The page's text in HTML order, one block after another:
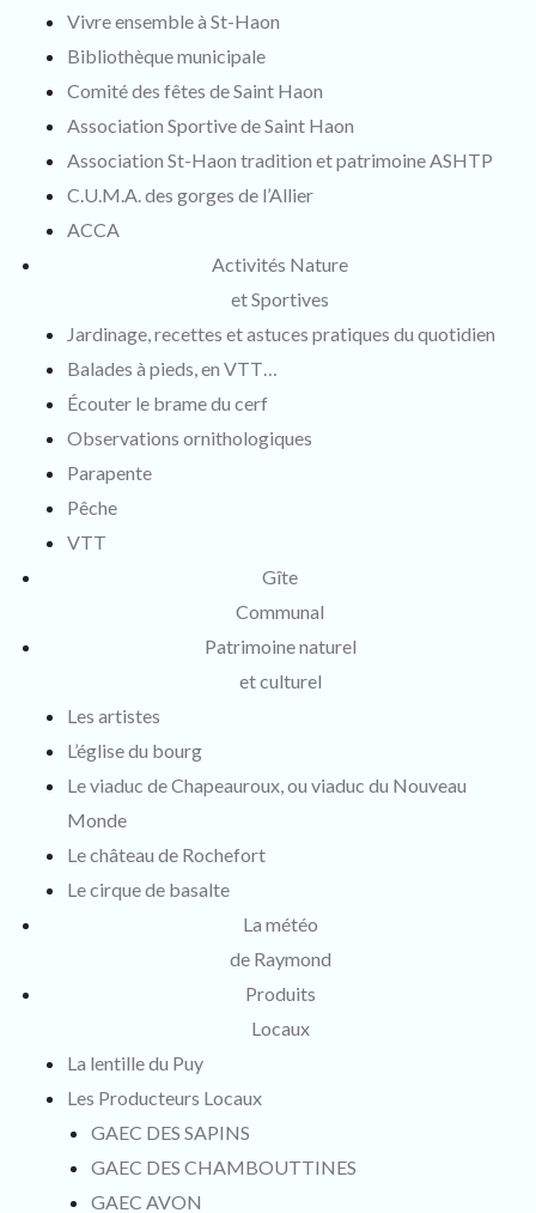
Vivre ensemble à St-Haon
Bibliothèque municipale
Comité des fêtes de Saint Haon
Association Sportive de Saint Haon
Association St-Haon tradition et patrimoine ASHTP
C.U.M.A. des gorges de l’Allier
ACCA
Activités Nature
et Sportives
Jardinage, recettes et astuces pratiques du quotidien
Balades à pieds, en VTT…
Écouter le brame du cerf
Observations ornithologiques
Parapente
Pêche
VTT
Gîte
Communal
Patrimoine naturel
et culturel
Les artistes
L’église du bourg
Le viaduc de Chapeauroux, ou viaduc du Nouveau
Monde
Le château de Rochefort
Le cirque de basalte
La météo
de Raymond
Produits
Locaux
La lentille du Puy
Les Producteurs Locaux
GAEC DES SAPINS
GAEC DES CHAMBOUTTINES
GAEC AVON